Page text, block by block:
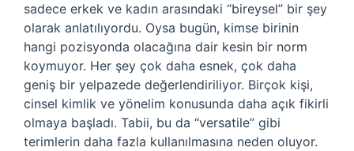
sadece erkek ve kadın arasındaki “bireysel” bir şey
olarak anlatılıyordu. Oysa bugün, kimse birinin
hangi pozisyonda olacağına dair kesin bir norm
koymuyor. Her şey çok daha esnek, çok daha
geniş bir yelpazede değerlendiriliyor. Birçok kişi,
cinsel kimlik ve yönelim konusunda daha açık fikirli
olmaya başladı. Tabii, bu da “versatile” gibi
terimlerin daha fazla kullanılmasına neden oluyor.